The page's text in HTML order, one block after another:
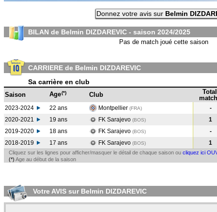
Donnez votre avis sur Belmin
BILAN de Belmin DIZDAREVIC - saison 2024/2025
Pas de match joué cette saison
CARRIERE de Belmin DIZDAREVIC
Sa carrière en club
Saison Age(*) Club
Total
2023-2024 22 ans Montpellier (FRA)
-
2020-2021
19 ans FK Sarajevo (BOS)
1
2019-2020
18 ans FK Sarajevo (BOS)
-
2018-2019
17 ans FK Sarajevo (BOS) 1
Cliquez sur les lignes pour afficher/masquer le détail de chaque saison ou cliquez ici
(*) Age au début de la saison
Votre AVIS sur Belmin DIZDAREVIC